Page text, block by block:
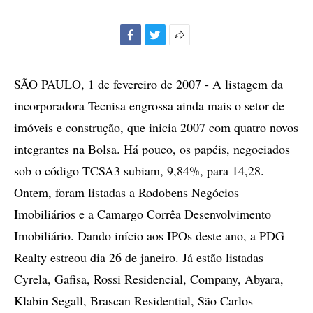
compartilhamento
SÃO PAULO, 1 de fevereiro de 2007 - A listagem da
incorporadora Tecnisa engrossa ainda mais o setor de
imóveis e construção, que inicia 2007 com quatro novos
integrantes na Bolsa. Há pouco, os papéis, negociados
sob o código TCSA3 subiam, 9,84%, para 14,28.
Ontem, foram listadas a Rodobens Negócios
Imobiliários e a Camargo Corrêa Desenvolvimento
Imobiliário. Dando início aos IPOs deste ano, a PDG
Realty estreou dia 26 de janeiro. Já estão listadas
Cyrela, Gafisa, Rossi Residencial, Company, Abyara,
Klabin Segall, Brascan Residential, São Carlos